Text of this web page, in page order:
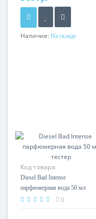
Наличие: На складе
Код товара:
Diesel Bad Intense
парфюмерная вода 50 мл
тестер
0